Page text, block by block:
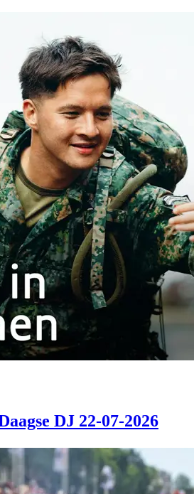
DJ 22-07-2026